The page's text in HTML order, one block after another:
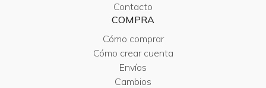
Contacto
COMPRA
Cómo comprar
Cómo crear cuenta
Envíos
Cambios